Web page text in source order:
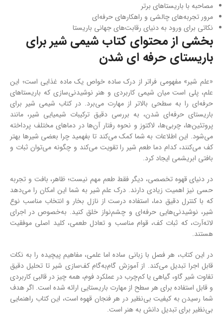
مصاحبه با باریستاهای برتر
مرور تجربه‌های چالشی و راهکارهای حرفه‌ای
نکاتی برای ورود به دنیای رقابت‌های جهانی باریستا
بخشی از محتوای کتاب شیمی شیر برای
باریستای حرفه ای شدن
«علم شیر» مفهومی فراتر از درک ساده خواص یک ماده غذایی است؛ این
علم، پلی است میان شیمی کاربردی و هنر نوشیدنی‌سازی که باریستاهای
حرفه‌ای را به سطحی بالاتر از مهارت می‌برد. در کتاب شیمی شیر برای
باریستای حرفه‌ای شدن، به بررسی دقیق ترکیبات شیمیایی شیر، مانند
پروتئین‌ها، چربی‌ها، لاکتوز و نحوه رفتار آن‌ها در دماهای مختلف پرداخته
می‌شود. این اطلاعات به شما کمک می‌کند تا بفهمید چرا بعضی شیرها بهتر
کف می‌کنند، کدام دما طعم شیر را تقویت می‌کند و چگونه می‌توان ثبات و
بافتی ابریشمی ایجاد کرد.
در دنیای قهوه تخصصی، دیگر فقط طعم مهم نیست؛ ظاهر، بافت و تجربه
حسی نیز اهمیت زیادی دارند. درک علم شیر به شما این امکان را می‌دهد
که با کنترل دقیق دما، استفاده درست از نازل بخار و انتخاب مناسب نوع
شیر، نوشیدنی‌هایی حرفه‌ای و چشم‌نواز خلق کنید. به‌خصوص در اجرای
لاته‌آرت، که ثبات کف، قوام مناسب و تعادل طعمی، کلید اصلی موفقیت
هستند.
در این کتاب، هر فصل با زبانی ساده اما علمی، مفاهیم پیچیده را به نکات
قابل اجرا تبدیل می‌کند. از آموزش گام‌به‌گام کف‌سازی شیر تا تحلیل دقیق
تفاوت شیر گاو، گیاهی یا کم‌چرب در عملکرد فوم، همه چیز در قالبی کاربردی
و قابل استفاده برای هر سطح از مهارت باریستایی ارائه شده است. اگر هدف
شما رسیدن به کیفیت بی‌نظیر در هر فنجان قهوه است، این کتاب راهنمایی
بی‌نظیر برای تبدیل دانش به هنر است.